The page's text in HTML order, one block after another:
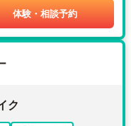
体験・相談予約
ク